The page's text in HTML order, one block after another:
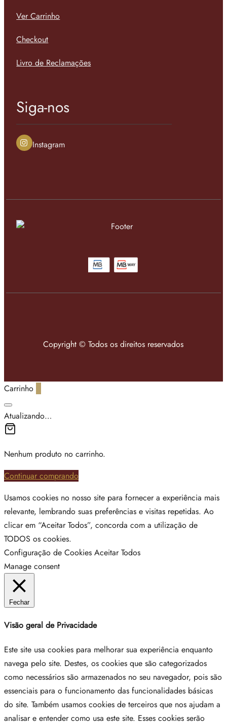
Ver Carrinho
Checkout
Livro de Reclamações
Siga-nos
Instagram
Copyright © Todos os direitos reservados
Carrinho
Atualizando…
Nenhum produto no carrinho.
Continuar comprando
Usamos cookies no nosso site para fornecer a experiência mais
relevante, lembrando suas preferências e visitas repetidas. Ao
clicar em “Aceitar Todos”, concorda com a utilização de
TODOS os cookies.
Configuração de Cookies Aceitar Todos
Manage consent
Fechar
Visão geral de Privacidade
Este site usa cookies para melhorar sua experiência enquanto
navega pelo site. Destes, os cookies que são categorizados
como necessários são armazenados no seu navegador, pois são
essenciais para o funcionamento das funcionalidades básicas
do site. Também usamos cookies de terceiros que nos ajudam a
analisar e entender como usa este site. Esses cookies serão